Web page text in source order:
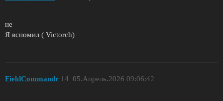
не
Я вспомил ( Victorch)
FieldCommandr 05.Апрель.2026 09:06:42
14